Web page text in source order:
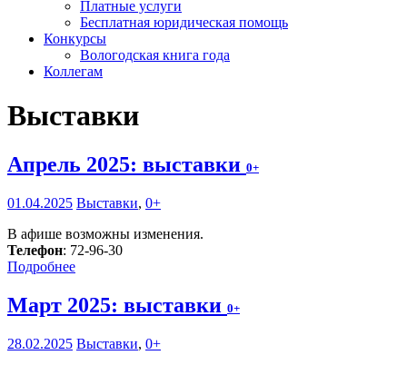
Платные услуги
Бесплатная юридическая помощь
Конкурсы
Вологодская книга года
Коллегам
Выставки
Апрель 2025: выставки 0+
01.04.2025 Выставки, 0+
В афише возможны изменения.
Телефон: 72-96-30
Подробнее
Март 2025: выставки 0+
28.02.2025 Выставки, 0+